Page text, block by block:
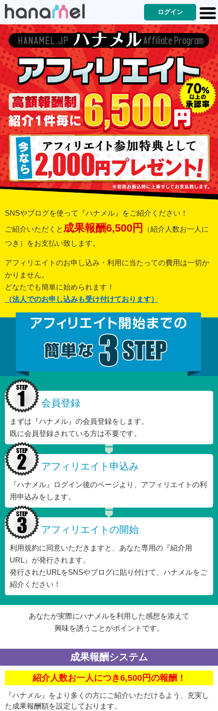
ログイン
SNSやブログを使って『ハナメル』をご紹介ください！
ご紹介いただくと 成果報酬6,500円
（紹介人数お一人に
つき）をお支払い致します。
アフィリエイトのお申し込み・利用に当たっての費用は一切か
かりません。
どなたでも簡単に始められます！
（法人でのお申し込みも受け付けております）
会員登録
まずは『ハナメル』の会員登録をします。
既に会員登録されている方は不要です。
アフィリエイト申込み
『ハナメル』ログイン後のページより、アフィリエイトの利
用申込みをします。
アフィリエイトの開始
利用規約に同意いただきますと、あなた専用の『紹介用
URL』が発行されます。
発行されたURLをSNSやブログに貼り付けて、ハナメルをご
紹介ください！
あなたが実際にハナメルを利用した感想を添えて
興味を誘うことがポイントです。
成果報酬システム
紹介人数お一人につき6,500円の報酬！
『ハナメル』をより多くの方にご紹介いただけるよう、充実し
た成果報酬額を設定しております。